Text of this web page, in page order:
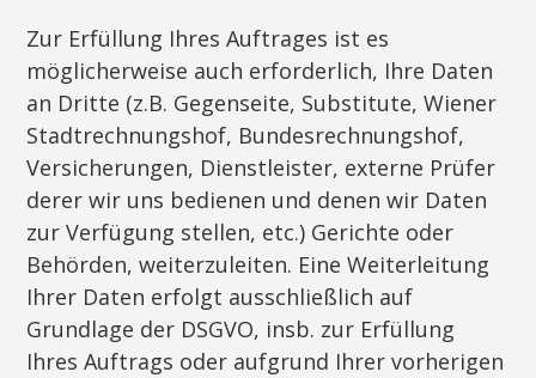
Zur Erfüllung Ihres Auftrages ist es
möglicherweise auch erforderlich, Ihre Daten
an Dritte (z.B. Gegenseite, Substitute, Wiener
Stadtrechnungshof, Bundesrechnungshof,
Versicherungen, Dienstleister, externe Prüfer
derer wir uns bedienen und denen wir Daten
zur Verfügung stellen, etc.) Gerichte oder
Behörden, weiterzuleiten. Eine Weiterleitung
Ihrer Daten erfolgt ausschließlich auf
Grundlage der DSGVO, insb. zur Erfüllung
Ihres Auftrags oder aufgrund Ihrer vorherigen